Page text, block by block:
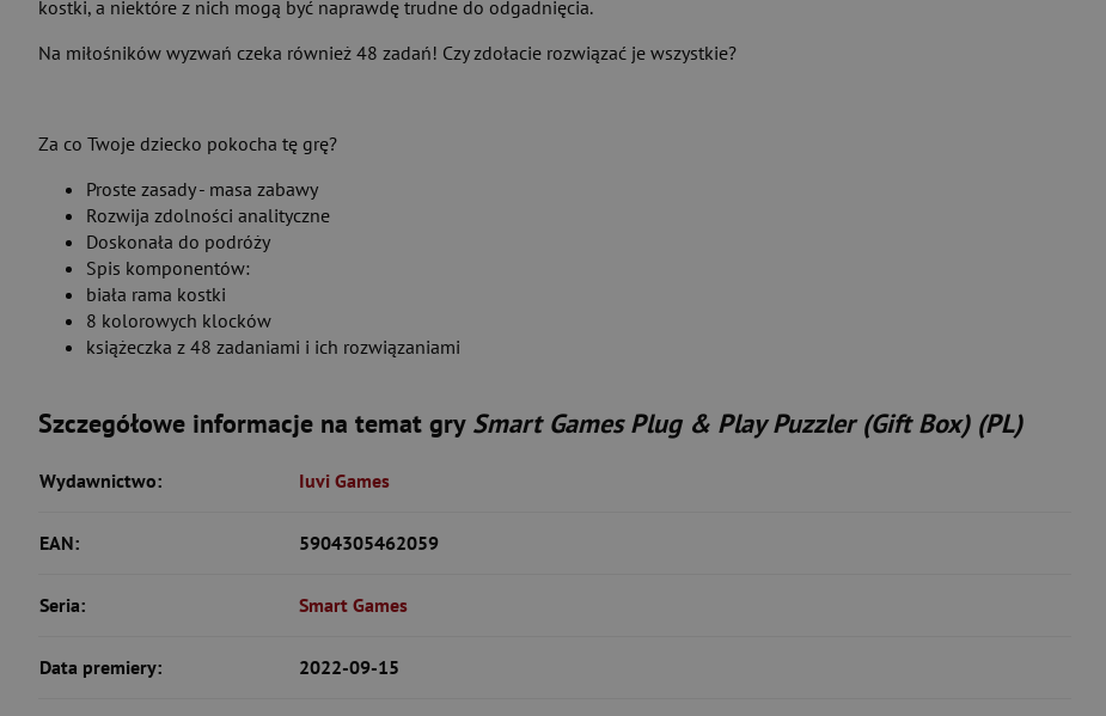
kostki, a niektóre z nich mogą być naprawdę trudne do odgadnięcia.
Na miłośników wyzwań czeka również 48 zadań! Czy zdołacie rozwiązać je wszystkie?
Za co Twoje dziecko pokocha tę grę?
Proste zasady - masa zabawy
Rozwija zdolności analityczne
Doskonała do podróży
Spis komponentów:
biała rama kostki
8 kolorowych klocków
książeczka z 48 zadaniami i ich rozwiązaniami
Szczegółowe informacje na temat gry Smart Games Plug & Play Puzzler (Gift Box) (PL)
Wydawnictwo: Iuvi Games
EAN: 5904305462059
Seria: Smart Games
Data premiery: 2022-09-15